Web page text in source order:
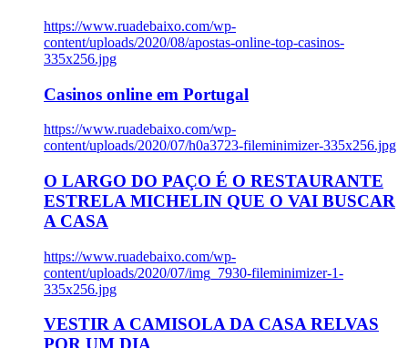
https://www.ruadebaixo.com/wp-
content/uploads/2020/08/apostas-online-top-casinos-
335x256.jpg
Casinos online em Portugal
https://www.ruadebaixo.com/wp-
content/uploads/2020/07/h0a3723-fileminimizer-335x256.jpg
O LARGO DO PAÇO É O RESTAURANTE
ESTRELA MICHELIN QUE O VAI BUSCAR
A CASA
https://www.ruadebaixo.com/wp-
content/uploads/2020/07/img_7930-fileminimizer-1-
335x256.jpg
VESTIR A CAMISOLA DA CASA RELVAS